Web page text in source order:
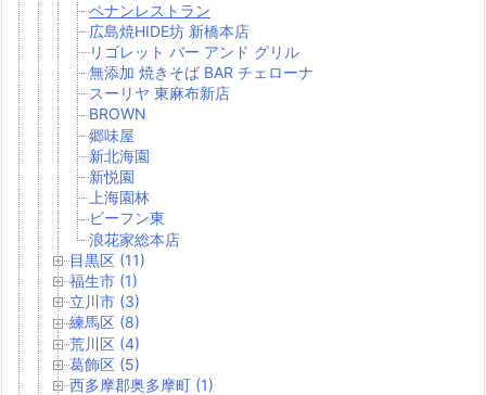
ペナンレストラン
広島焼HIDE坊 新橋本店
リゴレット バー アンド グリル
無添加 焼きそば BAR チェローナ
スーリヤ 東麻布新店
BROWN
郷味屋
新北海園
新悦園
上海園林
ビーフン東
浪花家総本店
目黒区 (11)
福生市 (1)
立川市 (3)
練馬区 (8)
荒川区 (4)
葛飾区 (5)
西多摩郡奥多摩町 (1)